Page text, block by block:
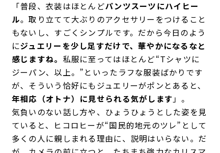
「普段、衣装はほとんどパンツスーツにハイヒー
ル。取り立てて大ぶりのアクセサリーをつけること
もないし、すごくシンプルです。だから今日のよう
にジュエリーを少し足すだけで、華やかになるなと
感じますね。 私服に至ってはほとんど“Tシャツに
ジーパン、以上。”といったラフな服装ばかりです
が、そういう恰好にもジュエリーがポンとあると、
年相応（オトナ）に見せられる気がします」。
気負いのない話し方や、ひょうひょうとした姿を見
ていると、ヒコロヒーが“国民的地元のツレ”として
多くの人に親しまれる理由に、説明はいらない。だ